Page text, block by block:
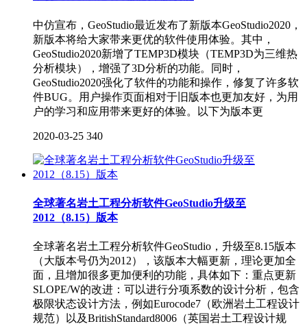
中仿宣布，GeoStudio最近发布了新版本GeoStudio2020，
新版本将给大家带来更优的软件使用体验。其中，
GeoStudio2020新增了TEMP3D模块（TEMP3D为三维热
分析模块），增强了3D分析的功能。同时，
GeoStudio2020强化了软件的功能和操作，修复了许多软
件BUG。用户操作页面相对于旧版本也更加友好，为用
户的学习和应用带来更好的体验。以下为版本更
2020-03-25 340
全球著名岩土工程分析软件GeoStudio升级至
2012（8.15）版本
全球著名岩土工程分析软件GeoStudio，升级至8.15版本
（大版本号仍为2012），该版本大幅更新，理论更加全
面，且增加很多更加便利的功能，具体如下：重点更新
SLOPE/W的改进：可以进行分项系数的设计分析，包含
极限状态设计方法，例如Eurocode7（欧洲岩土工程设计
规范）以及BritishStandard8006（英国岩土工程设计规